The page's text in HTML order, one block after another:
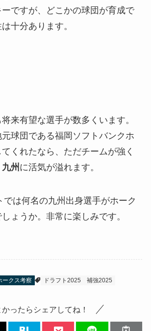
ですが、どこかの球団が育成で
十分あります。
来有望な選手が数多くいます。
球団である福岡ソフトバンクホ
くれたなら、ただチームが強く
九州 に活気が溢れます。
では何名の九州出身選手がホーク
ょうか。非常に楽しみです。
ークス考察 ドラフト2025 補強2025
かったらシェアしてね！